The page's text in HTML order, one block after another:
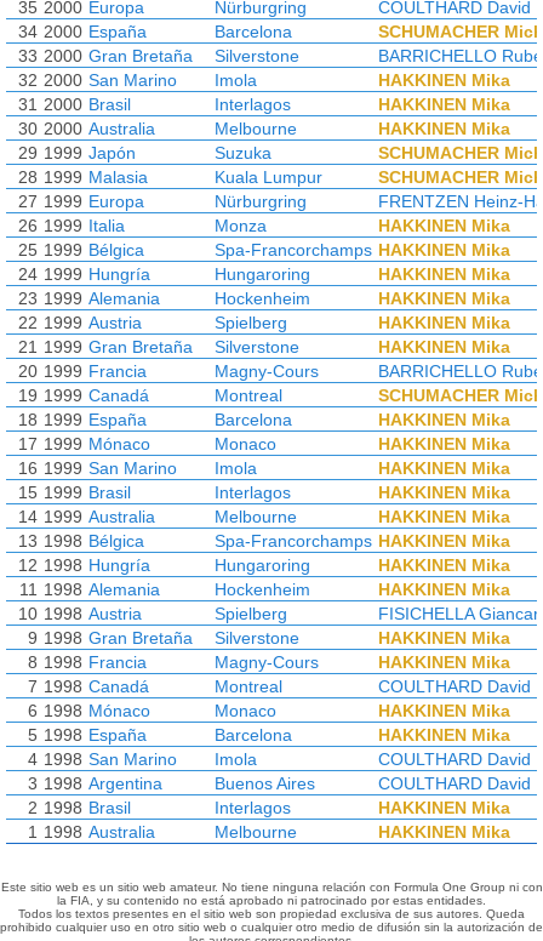
35 2000 Europa Nürburgring
COULTHARD David
34 2000 España Barcelona
SCHUMACHER
33 2000 Gran Bretaña Silverstone
BARRICHELLO
32 2000 San Marino Imola
HAKKINEN Mika
31 2000 Brasil Interlagos
HAKKINEN Mika
30 2000 Australia Melbourne
HAKKINEN Mika
29 1999 Japón Suzuka
SCHUMACHER
28 1999 Malasia Kuala Lumpur
SCHUMACHER
27 1999 Europa Nürburgring
FRENTZEN Heinz-
26 1999 Italia Monza
HAKKINEN Mika
25 1999 Bélgica Spa-Francorchamps HAKKINEN Mika
24 1999 Hungría Hungaroring
HAKKINEN Mika
23 1999 Alemania Hockenheim
HAKKINEN Mika
22 1999 Austria Spielberg
HAKKINEN Mika
21 1999 Gran Bretaña Silverstone
HAKKINEN Mika
20 1999 Francia Magny-Cours
BARRICHELLO
19 1999 Canadá Montreal
SCHUMACHER
18 1999 España Barcelona
HAKKINEN Mika
17 1999 Mónaco Monaco
HAKKINEN Mika
16 1999 San Marino Imola
HAKKINEN Mika
15 1999 Brasil Interlagos
HAKKINEN Mika
14 1999 Australia Melbourne
HAKKINEN Mika
13 1998 Bélgica Spa-Francorchamps HAKKINEN Mika
12 1998 Hungría Hungaroring
HAKKINEN Mika
11 1998 Alemania Hockenheim
HAKKINEN Mika
10 1998 Austria Spielberg
FISICHELLA
9 1998 Gran Bretaña Silverstone
HAKKINEN Mika
8 1998 Francia Magny-Cours
HAKKINEN Mika
7 1998 Canadá Montreal
COULTHARD David
6 1998 Mónaco Monaco
HAKKINEN Mika
5 1998 España Barcelona
HAKKINEN Mika
4 1998 San Marino Imola
COULTHARD David
3 1998 Argentina Buenos Aires
COULTHARD David
2 1998 Brasil Interlagos
HAKKINEN Mika
1 1998 Australia Melbourne HAKKINEN Mika
Este sitio web es un sitio web amateur. No tiene ninguna relación con Formula One Group ni con
la FIA, y su contenido no está aprobado ni patrocinado por estas entidades.
Todos los textos presentes en el sitio web son propiedad exclusiva de sus autores. Queda
prohibido cualquier uso en otro sitio web o cualquier otro medio de difusión sin la autorización de